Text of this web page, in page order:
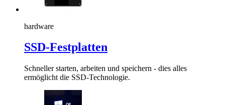
hardware
SSD-Festplatten
Schneller starten, arbeiten und speichern - dies alles
ermöglicht die SSD-Technologie.